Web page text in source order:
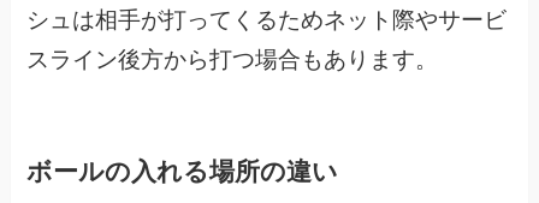
シュは相手が打ってくるためネット際やサービ
スライン後方から打つ場合もあります。
ボールの入れる場所の違い